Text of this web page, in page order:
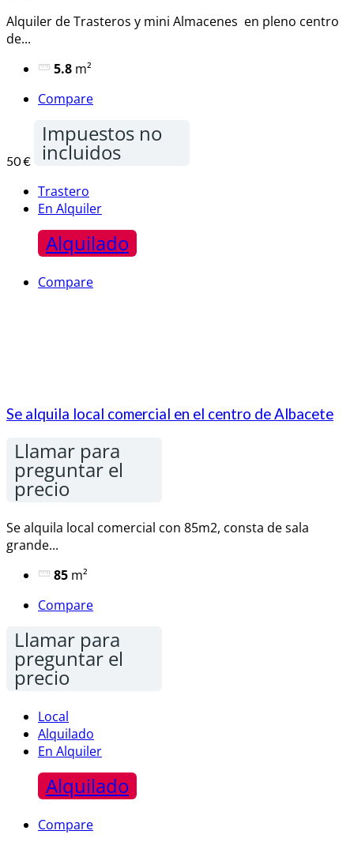
Alquiler de Trasteros y mini Almacenes en pleno centro
de...
5.8 m²
Compare
50 €
Impuestos no
incluidos
Trastero
En Alquiler
Alquilado
Compare
Se alquila local comercial en el centro de Albacete
Llamar para
preguntar el
precio
Se alquila local comercial con 85m2, consta de sala
grande...
85 m²
Compare
Llamar para
preguntar el
precio
Local
Alquilado
En Alquiler
Alquilado
Compare